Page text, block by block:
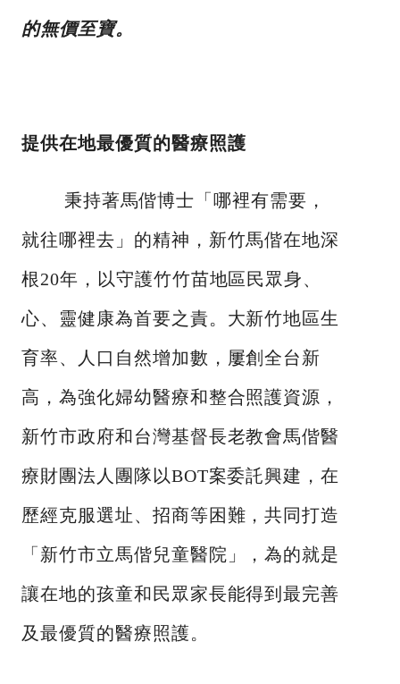
的無價至寶。
提供在地最優質的醫療照護
秉持著馬偕博士「哪裡有需要，
就往哪裡去」的精神，新竹馬偕在地深
根20年，以守護竹竹苗地區民眾身、
心、靈健康為首要之責。大新竹地區生
育率、人口自然增加數，屢創全台新
高，為強化婦幼醫療和整合照護資源，
新竹市政府和台灣基督長老教會馬偕醫
療財團法人團隊以BOT案委託興建，在
歷經克服選址、招商等困難，共同打造
「新竹市立馬偕兒童醫院」，為的就是
讓在地的孩童和民眾家長能得到最完善
及最優質的醫療照護。